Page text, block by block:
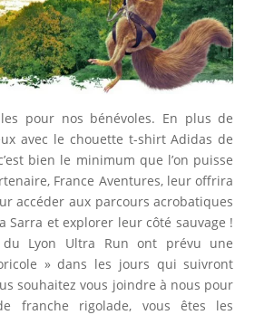
pour nos bénévoles. En plus de
avec le chouette t-shirt Adidas de
bien le minimum que l’on puisse
France Aventures, leur offrira
accéder aux parcours acrobatiques
Sarra et explorer leur côté sauvage !
du Lyon Ultra Run ont prévu une
» dans les jours qui suivront
souhaitez vous joindre à nous pour
franche rigolade, vous êtes les